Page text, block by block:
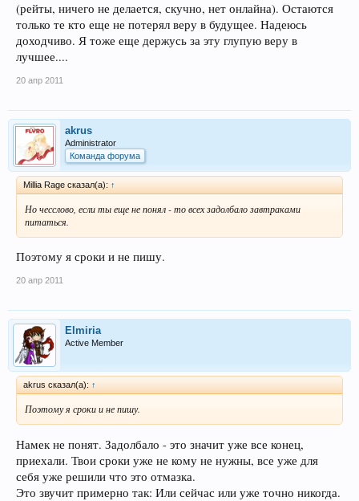
(рейты, ничего не делается, скучно, нет онлайна). Остаются
только те кто еще не потерял веру в будущее. Надеюсь
доходчиво. Я тоже еще держусь за эту глупую веру в
лучшее....
20 апр 2011
akrus
Administrator
Команда форума
Millia Rage сказал(а): ↑
Но чесслово, если ты еще не понял - то всех задолбало завтраками
питаться.
Поэтому я сроки и не пишу.
20 апр 2011
Elmiria
Active Member
akrus сказал(а): ↑
Поэтому я сроки и не пишу.
Намек не понят. Задолбало - это значит уже все конец,
приехали. Твои сроки уже не кому не нужны, все уже для
себя уже решили что это отмазка.
Это звучит примерно так: Или сейчас или уже точно никогда.